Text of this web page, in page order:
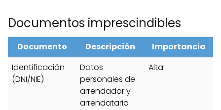
Documentos imprescindibles
Documento Descripción
Importancia
Identificación
(DNI/NIE)
Datos
personales de
arrendador y
arrendatario
Alta